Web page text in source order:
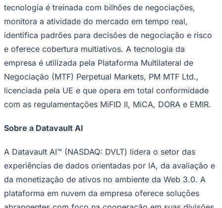
Goiás
fintech que desenvolve produtos de negociação
baseados em IA e mercados de previsão, com presença
mundial nos EUA, Europa e Ásia. Sua missão é reduzir o
risco, ao proporcionar aos usuários de varejo
experiências de negociação intuitivas, seguras e
eficientes que abrangem os mercados de capitais
internacionais. UpsideOnly, o principal produto da
empresa direcionado ao consumidor, é a primeira
conhecimento humano do mercado com a BayesShield
dos lucros das negociações sem nunca arriscar seu
próprio dinheiro.
O sistema de IA proprietário da Perpetuals, BayesShield